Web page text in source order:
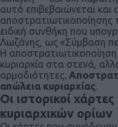
αυτό επιβεβαιώνεται
ειδική συνθήκη που
Λωζάνης, ως «Σύμβαση
Η
κυριαρχία στα στενά,
αρμοδιότητες.
απώλεια κυριαρχίας.
Οι ιστορικοί
κυριαρχικών ορίων